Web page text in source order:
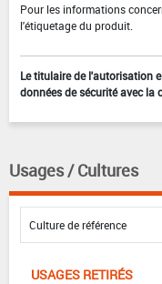
Pour les informations
l'étiquetage du produit.
Le titulaire de l'autorisation
données de sécurité avec la
Usages / Cultures
USAGES RETIRÉS